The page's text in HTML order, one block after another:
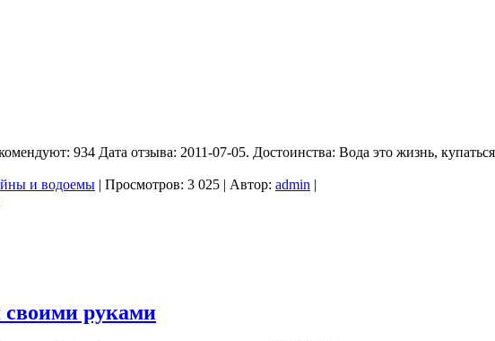
934 Дата отзыва: 2011-07-05. Достоинства: Вода это жизнь, купаться
и водоемы | Просмотров: 3 025 | Автор: admin |
своими руками